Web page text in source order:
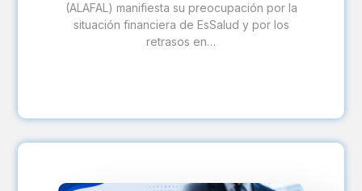
(ALAFAL) manifiesta su preocupación por la
situación financiera de EsSalud y por los
retrasos en…